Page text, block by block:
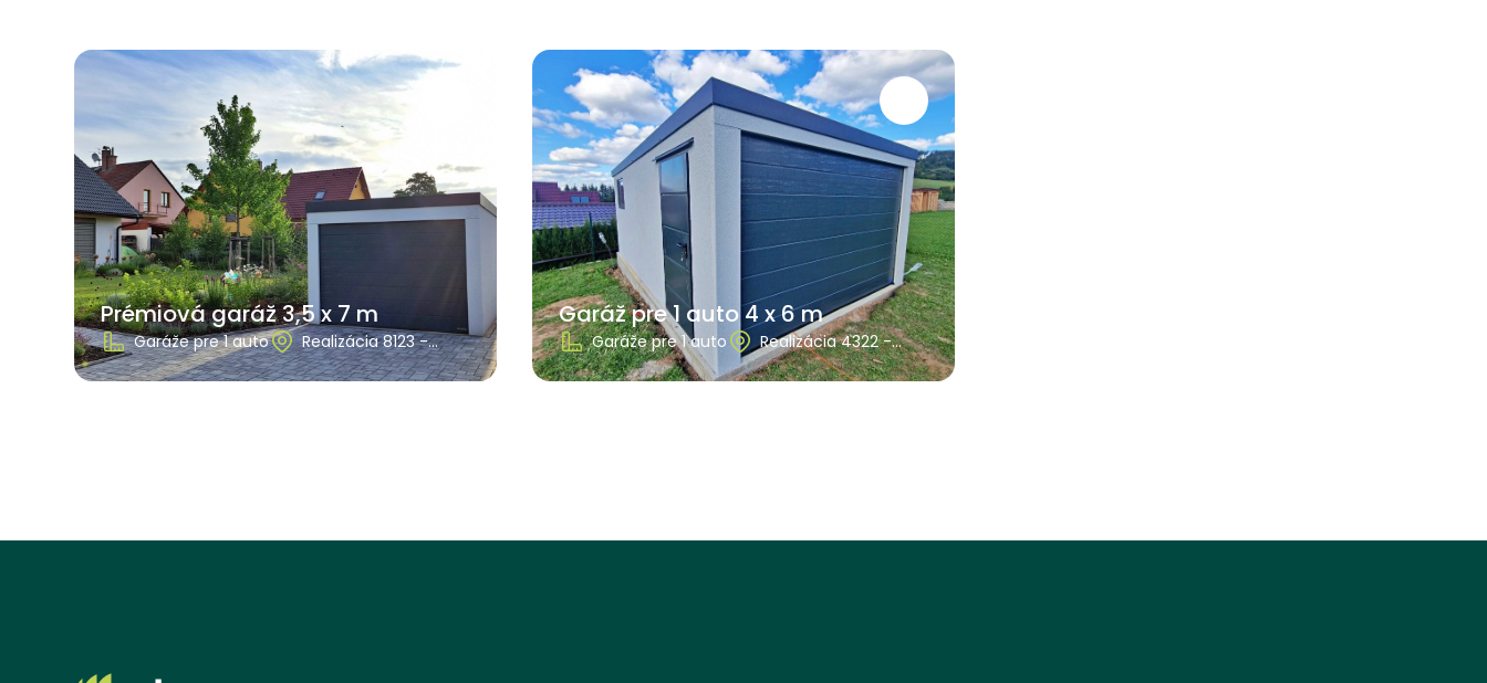
Prémiová garáž 3,5 x 7 m
Garáže pre 1 auto
Realizácia 8123 -
Královéhradecký kraj
Garáž pre 1 auto 4 x 6 m
Garáže pre 1 auto
Realizácia 4322 -
Pardubický kraj,